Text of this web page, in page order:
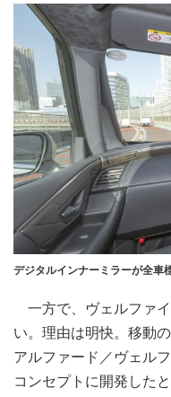
デジタルインナーミラーが全車
一方で、ヴェルファ
い。理由は明快。移動
アルファード／ヴェル
コンセプトに開発した